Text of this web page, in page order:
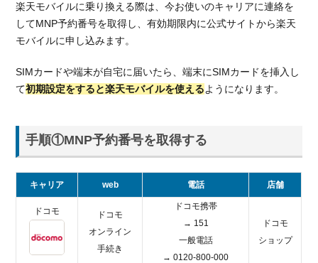
楽天モバイルに乗り換える際は、今お使いのキャリアに連絡を
してMNP予約番号を取得し、有効期限内に公式サイトから楽天
モバイルに申し込みます。
SIMカードや端末が自宅に届いたら、端末にSIMカードを挿入し
て初期設定をすると楽天モバイルを使えるようになります。
手順①MNP予約番号を取得する
キャリア web 電話 店舗
ドコモ
ドコモ
オンライン
手続き
ドコモ携帯
→ 151
一般電話
→ 0120-800-000
ドコモ
ショップ